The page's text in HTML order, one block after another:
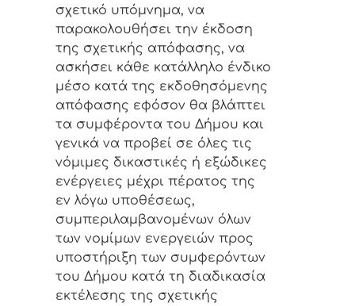
σχετικό υπόμνημα, να
παρακολουθήσει την έκδοση
της σχετικής απόφασης, να
ασκήσει κάθε κατάλληλο ένδικο
μέσο κατά της εκδοθησόμενης
απόφασης εφόσον θα βλάπτει
τα συμφέροντα του Δήμου και
γενικά να προβεί σε όλες τις
νόμιμες δικαστικές ή εξώδικες
ενέργειες μέχρι πέρατος της
εν λόγω υποθέσεως,
συμπεριλαμβανομένων όλων
των νομίμων ενεργειών προς
υποστήριξη των συμφερόντων
του Δήμου κατά τη διαδικασία
εκτέλεσης της σχετικής